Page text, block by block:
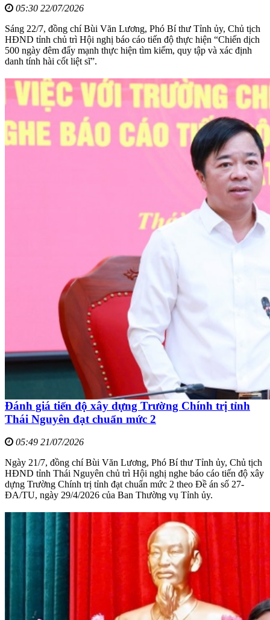
05:30 22/07/2026
Sáng 22/7, đồng chí Bùi Văn Lương, Phó Bí thư Tỉnh ủy, Chủ tịch
HĐND tỉnh chủ trì Hội nghị báo cáo tiến độ thực hiện “Chiến dịch
500 ngày đêm đẩy mạnh thực hiện tìm kiếm, quy tập và xác định
danh tính hài cốt liệt sĩ”.
Đánh giá tiến độ xây dựng Trường Chính trị tỉnh
Thái Nguyên đạt chuẩn mức 2
05:49 21/07/2026
Ngày 21/7, đồng chí Bùi Văn Lương, Phó Bí thư Tỉnh ủy, Chủ tịch
HĐND tỉnh Thái Nguyên chủ trì Hội nghị nghe báo cáo tiến độ xây
dựng Trường Chính trị tỉnh đạt chuẩn mức 2 theo Đề án số 27-
ĐA/TU, ngày 29/4/2026 của Ban Thường vụ Tỉnh ủy.